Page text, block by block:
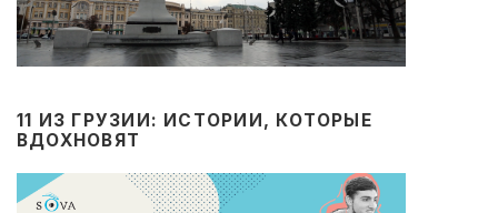
11 ИЗ ГРУЗИИ: ИСТОРИИ, КОТОРЫЕ
ВДОХНОВЯТ